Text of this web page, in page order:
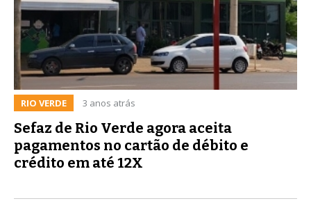
RIO VERDE 3 anos atrás
Sefaz de Rio Verde agora aceita
pagamentos no cartão de débito e
crédito em até 12X